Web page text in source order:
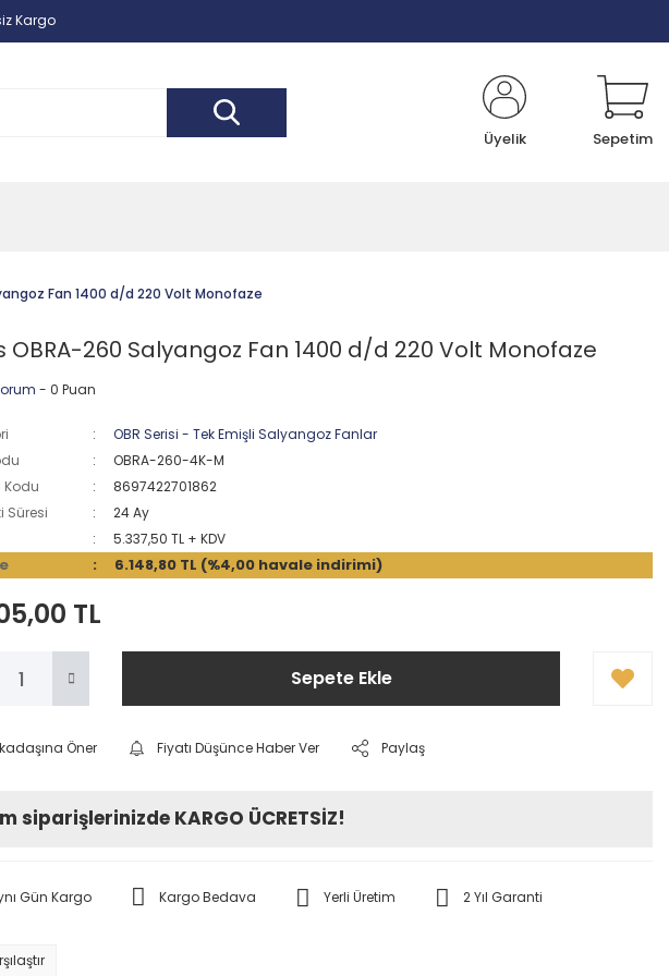
Kargo
Üyelik Sepetim
Fan 1400 d/d 220 Volt Monofaze
OBRA-260 Salyangoz Fan 1400 d/d 220 Volt Monofaze
- 0 Puan
OBR Serisi - Tek Emişli Salyangoz Fanlar
OBRA-260-4K-M
Kodu
8697422701862
Süresi
24 Ay
5.337,50 TL + KDV
6.148,80 TL (%4,00 havale indirimi)
TL
Sepete Ekle
Öner Fiyatı Düşünce Haber Ver Paylaş
siparişlerinizde KARGO ÜCRETSİZ!
Gün Kargo Kargo Bedava Yerli Üretim 2 Yıl Garanti